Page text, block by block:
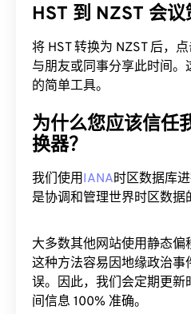
HST 到 NZST 会议
将 HST 转换为 NZST 后，
与朋友或同事分享此时间
的简单工具。
为什么您应该信任
换器？
我们使用IANA时区数据库
是协调和管理世界时区数据
大多数其他网站使用静态偏
这种方法容易因地缘政治
误。因此，我们会定期更
间信息 100% 准确。